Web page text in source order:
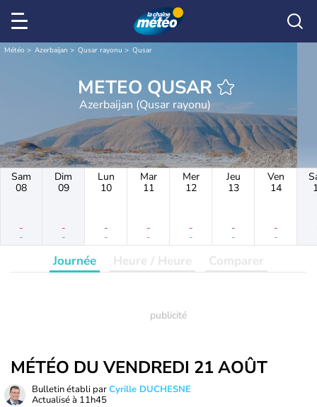
Météo Azerbaijan Qusar rayonu Qusar
METEO QUSAR
Azerbaijan (Qusar rayonu)
Sam
08
-
-
Dim
09
-
-
Lun
10
-
-
Mar
11
-
-
Mer
12
-
-
Jeu
13
-
-
Ven
14
-
-
Journée Heure / Heure Comparer
MÉTÉO DU VENDREDI 21 AOÛT
Bulletin établi parCyrille DUCHESNE
Actualisé à 11h45